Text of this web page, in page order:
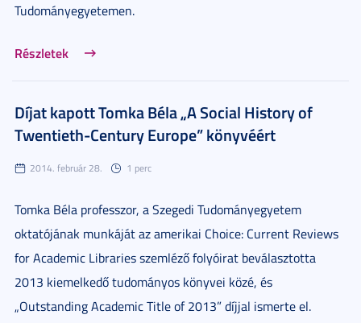
Tudományegyetemen.
Részletek
Díjat kapott Tomka Béla „A Social History of
Twentieth-Century Europe” könyvéért
2014. február 28. 1 perc
Tomka Béla professzor, a Szegedi Tudományegyetem
oktatójának munkáját az amerikai Choice: Current Reviews
for Academic Libraries szemléző folyóirat beválasztotta
2013 kiemelkedő tudományos könyvei közé, és
„Outstanding Academic Title of 2013” díjjal ismerte el.